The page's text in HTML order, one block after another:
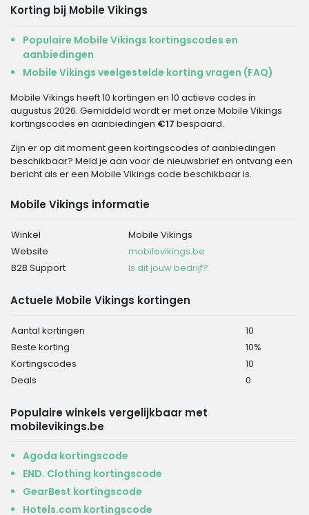
Korting bij Mobile Vikings
Populaire Mobile Vikings kortingscodes en
aanbiedingen
Mobile Vikings veelgestelde korting vragen (FAQ)
Mobile Vikings heeft 10 kortingen en 10 actieve codes in
augustus 2026. Gemiddeld wordt er met onze Mobile Vikings
kortingscodes en aanbiedingen €17 bespaard.
Zijn er op dit moment geen kortingscodes of aanbiedingen
beschikbaar? Meld je aan voor de nieuwsbrief en ontvang een
bericht als er een Mobile Vikings code beschikbaar is.
Mobile Vikings informatie
Winkel
Mobile Vikings
Website
mobilevikings.be
B2B Support
Is dit jouw bedrijf?
Actuele Mobile Vikings kortingen
Aantal kortingen
10
Beste korting
10%
Kortingscodes
10
Deals
0
Populaire winkels vergelijkbaar met
mobilevikings.be
Agoda kortingscode
END. Clothing kortingscode
GearBest kortingscode
Hotels.com kortingscode